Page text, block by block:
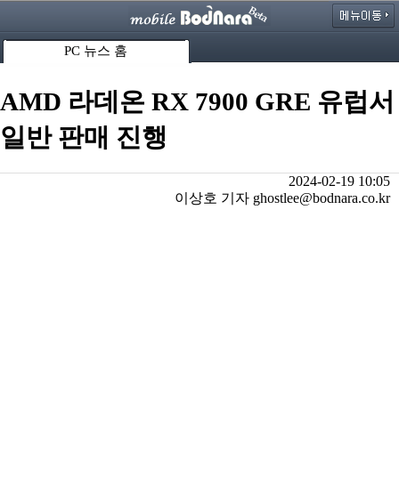
PC 뉴스 홈
AMD 라데온 RX 7900 GRE 유럽서
일반 판매 진행
2024-02-19 10:05
이상호 기자 ghostlee@bodnara.co.kr